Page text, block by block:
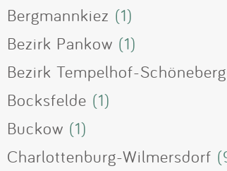
Bergmannkiez (1)
Bezirk Pankow (1)
Bezirk Tempelhof-Schöneberg
Bocksfelde (1)
Buckow (1)
Charlottenburg-Wilmersdorf